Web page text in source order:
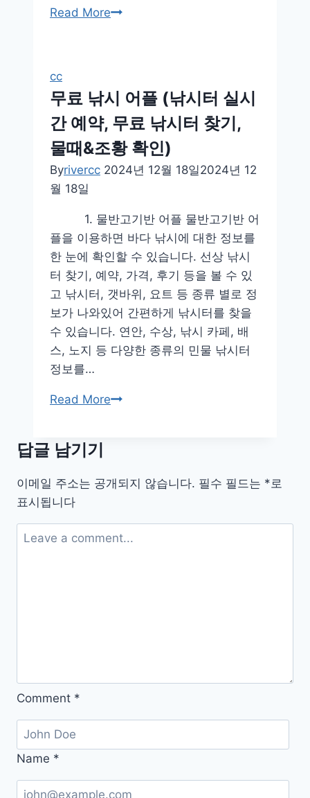
Read More통
cc
무료 낚시 어플 (낚시터 실시
간 예약, 무료 낚시터 찾기,
물때&조황 확인)
Byrivercc 2024년 12월 18일2024년 12
월 18일
1. 물반고기반 어플 물반고기반 어
플을 이용하면 바다 낚시에 대한 정보를
한 눈에 확인할 수 있습니다. 선상 낚시
터 찾기, 예약, 가격, 후기 등을 볼 수 있
고 낚시터, 갯바위, 요트 등 종류 별로 정
보가 나와있어 간편하게 낚시터를 찾을
수 있습니다. 연안, 수상, 낚시 카페, 배
스, 노지 등 다양한 종류의 민물 낚시터
정보를…
Read More무
플
시
찾
물
답글 남기기
이메일 주소는 공개되지 않습니다. 필수 필드는 * 로
표시됩니다
Comment *
Name *